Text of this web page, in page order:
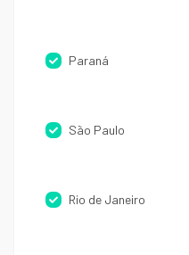
Paraná
São Paulo
Rio de Janeiro